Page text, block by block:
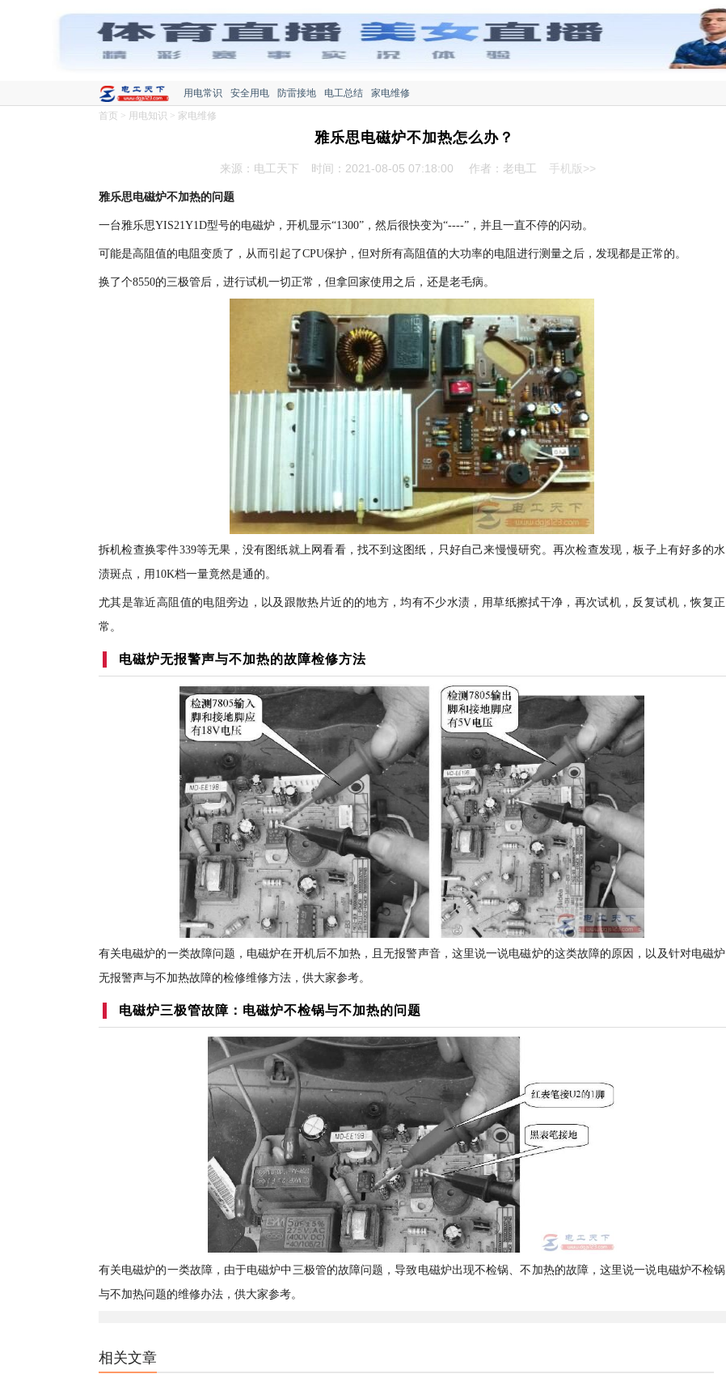
用电常识 安全用电 防雷接地 电工总结
家电维修
首页 > 用电知识 > 家电维修
雅乐思电磁炉不加热怎么办？
来源：电工天下 时间：2021-08-05 07:18:00 作者：老电工 手机版>>
雅乐思电磁炉不加热的问题
一台雅乐思YIS21Y1D型号的电磁炉，开机显示“1300”，然后很快变为“----”，并且一直不停的闪动。
可能是高阻值的电阻变质了，从而引起了CPU保护，但对所有高阻值的大功率的电阻进行测量之后，发现都是正常的。
换了个8550的三极管后，进行试机一切正常，但拿回家使用之后，还是老毛病。
拆机检查换零件339等无果，没有图纸就上网看看，找不到这图纸，只好自己来慢慢研究。再次检查发现，板子上有好多的水
渍斑点，用10K档一量竟然是通的。
尤其是靠近高阻值的电阻旁边，以及跟散热片近的的地方，均有不少水渍，用草纸擦拭干净，再次试机，反复试机，恢复正
常。
电磁炉无报警声与不加热的故障检修方法
有关电磁炉的一类故障问题，电磁炉在开机后不加热，且无报警声音，这里说一说电磁炉的这类故障的原因，以及针对电磁炉
无报警声与不加热故障的检修维修方法，供大家参考。
电磁炉三极管故障：电磁炉不检锅与不加热的问题
有关电磁炉的一类故障，由于电磁炉中三极管的故障问题，导致电磁炉出现不检锅、不加热的故障，这里说一说电磁炉不检锅
与不加热问题的维修办法，供大家参考。
相关文章